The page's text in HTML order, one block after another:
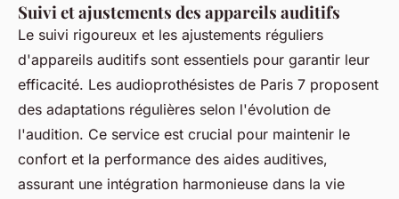
Suivi et ajustements des appareils auditifs
Le suivi rigoureux et les ajustements réguliers
d'appareils auditifs sont essentiels pour garantir leur
efficacité. Les audioprothésistes de Paris 7 proposent
des adaptations régulières selon l'évolution de
l'audition. Ce service est crucial pour maintenir le
confort et la performance des aides auditives,
assurant une intégration harmonieuse dans la vie